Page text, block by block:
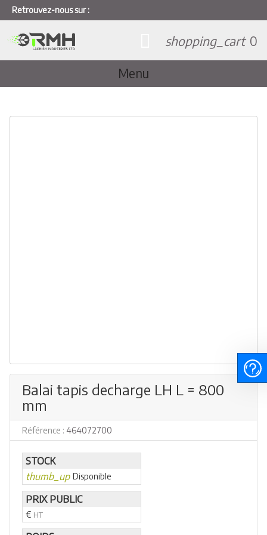
Retrouvez-nous sur :
Menu
shopping_cart 0
Balai tapis decharge LH L = 800
mm
Référence : 464072700
STOCK
thumb_up Disponible
PRIX PUBLIC
€ HT